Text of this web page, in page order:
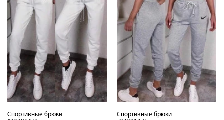
Спортивные брюки
Спортивные брюки